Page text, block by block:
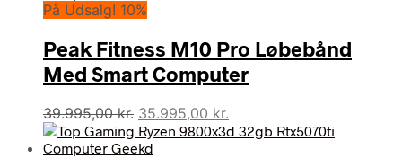
På Udsalg! 10%
Peak Fitness M10 Pro Løbebånd
Med Smart Computer
39.995,00kr. Den
oprindelige
pris
35.995,00 kr.
aktuelle